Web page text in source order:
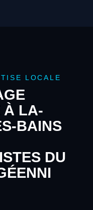
LOCALE
À LA-
BAINS
DU